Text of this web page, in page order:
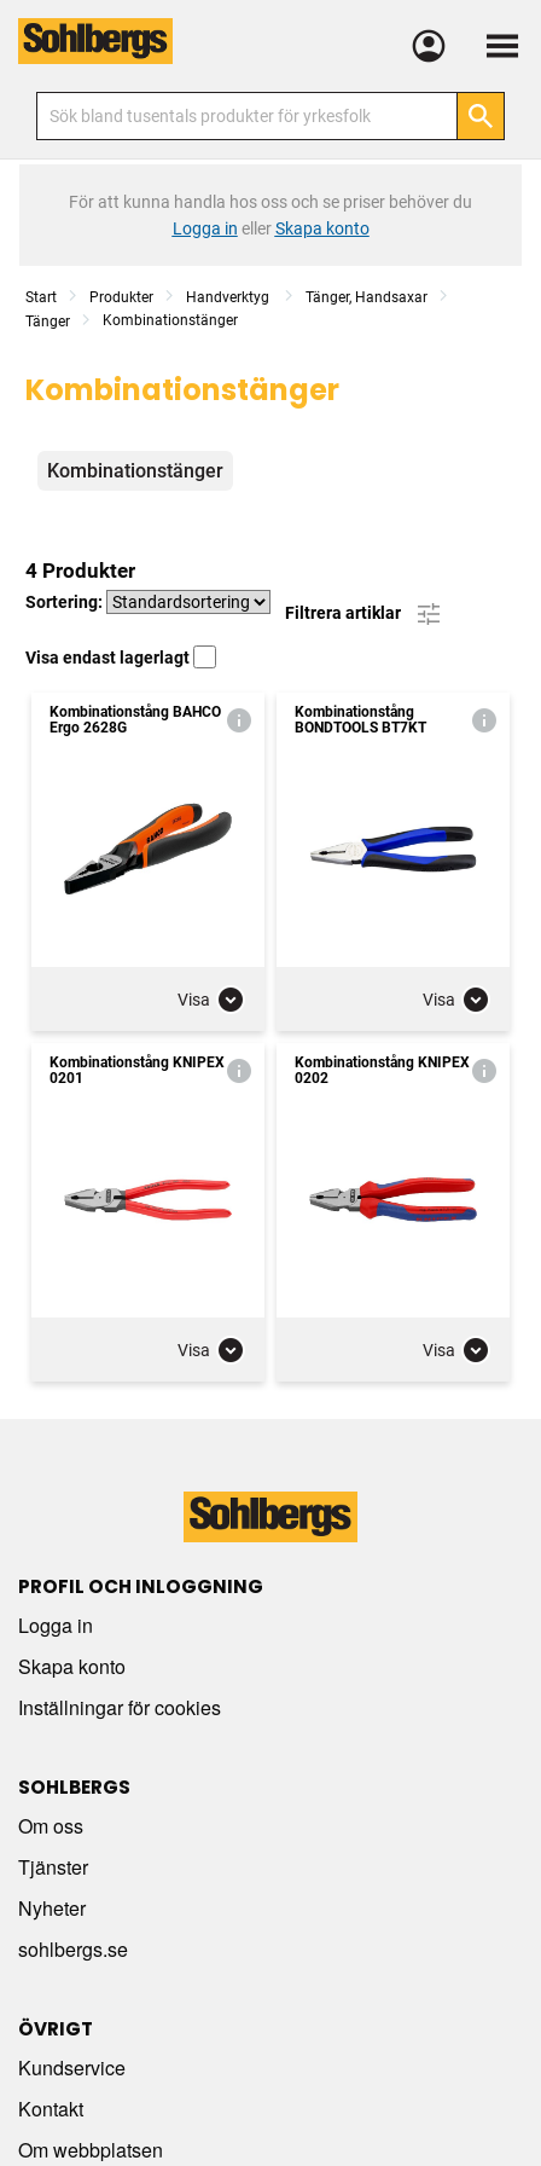
Meny
För att kunna handla hos oss och se priser behöver du
Logga in ellerSkapa konto
Start Produkter Handverktyg
Tänger, Handsaxar
Tänger
Kombinationstänger
Kombinationstänger
Kategorier
Kombinationstänger
4 Produkter
Sortering:
Filtrera artiklar
Visa endast lagerlagt
Kombinationstång BAHCO
Ergo 2628G
Visa
Kombinationstång
BONDTOOLS BT7KT
Visa
Kombinationstång KNIPEX
0201
Visa
Kombinationstång KNIPEX
0202
Visa
PROFIL OCH INLOGGNING
Logga in
Skapa konto
Inställningar för cookies
SOHLBERGS
Om oss
Tjänster
Nyheter
sohlbergs.se
ÖVRIGT
Kundservice
Kontakt
Om webbplatsen